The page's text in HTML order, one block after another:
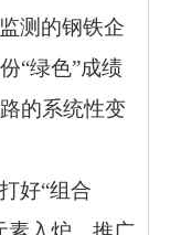
测的钢铁企
“绿色”成绩
的系统性变
好“组合